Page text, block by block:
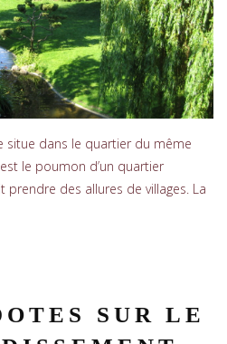
situe dans le quartier du même
le poumon d’un quartier
des allures de villages. La
SUR LE